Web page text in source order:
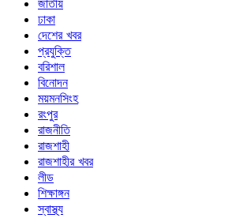
জাতীয়
ঢাকা
দেশের খবর
প্রযুক্তি
বরিশাল
বিনোদন
ময়মনসিংহ
রংপুর
রাজনীতি
রাজশাহী
রাজশাহীর খবর
লীড
শিক্ষাঙ্গন
স্বাস্থ্য